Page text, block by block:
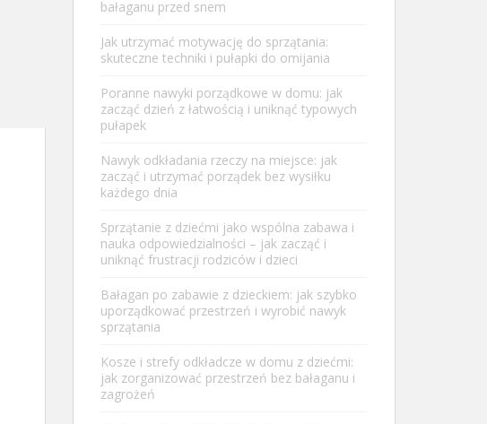
bałaganu przed snem
Jak utrzymać motywację do sprzątania:
skuteczne techniki i pułapki do omijania
Poranne nawyki porządkowe w domu: jak
zacząć dzień z łatwością i uniknąć typowych
pułapek
Nawyk odkładania rzeczy na miejsce: jak
zacząć i utrzymać porządek bez wysiłku
każdego dnia
Sprzątanie z dziećmi jako wspólna zabawa i
nauka odpowiedzialności – jak zacząć i
uniknąć frustracji rodziców i dzieci
Bałagan po zabawie z dzieckiem: jak szybko
uporządkować przestrzeń i wyrobić nawyk
sprzątania
Kosze i strefy odkładcze w domu z dziećmi:
jak zorganizować przestrzeń bez bałaganu i
zagrożeń